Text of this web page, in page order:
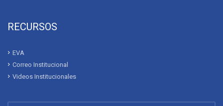
RECURSOS
EVA
Correo Institucional
Videos Institucionales